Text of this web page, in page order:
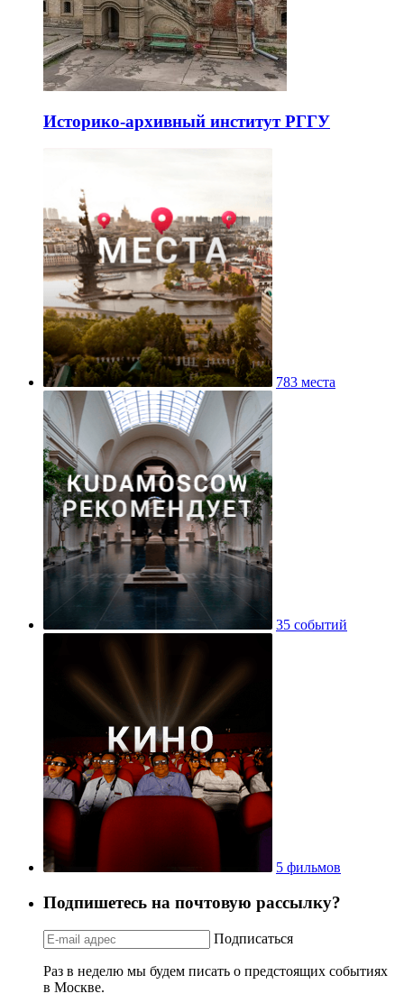
Историко-архивный институт РГГУ
783 места
35 событий
5 фильмов
Подпишетесь на почтовую рассылку?
Подписаться
Раз в неделю мы будем писать о предстоящих событиях
в Москве.